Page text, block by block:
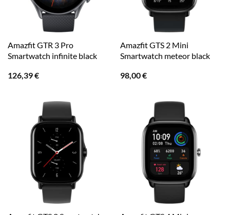
Amazfit GTR 3 Pro
Smartwatch infinite black
126,39€
Amazfit GTS 2 Mini
Smartwatch meteor black
98,00€